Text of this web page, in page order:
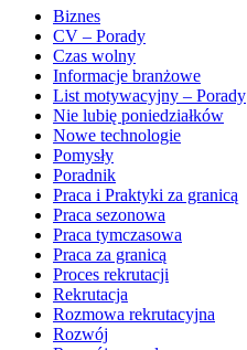
Biznes
CV – Porady
Czas wolny
Informacje branżowe
List motywacyjny – Porady
Nie lubię poniedziałków
Nowe technologie
Pomysły
Poradnik
Praca i Praktyki za granicą
Praca sezonowa
Praca tymczasowa
Praca za granicą
Proces rekrutacji
Rekrutacja
Rozmowa rekrutacyjna
Rozwój